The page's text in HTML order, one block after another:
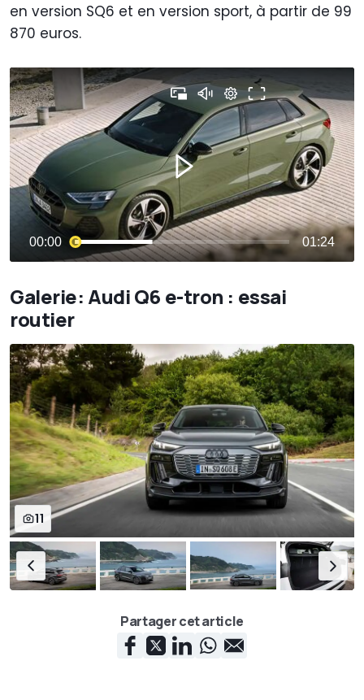
en version SQ6 et en version sport, à partir de 99
870 euros.
Galerie: Audi Q6 e-tron : essai
routier
11
Partager cet article